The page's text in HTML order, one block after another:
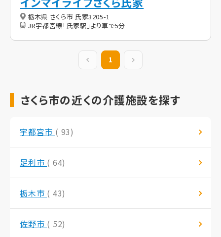
栃木県 さくら市 氏家3205-1
JR宇都宮線「氏家駅」より車で5分
前の20件
1
さくら市の近くの介護施設を探す
宇都宮市 ( 93)
足利市 ( 64)
栃木市 ( 43)
佐野市 ( 52)